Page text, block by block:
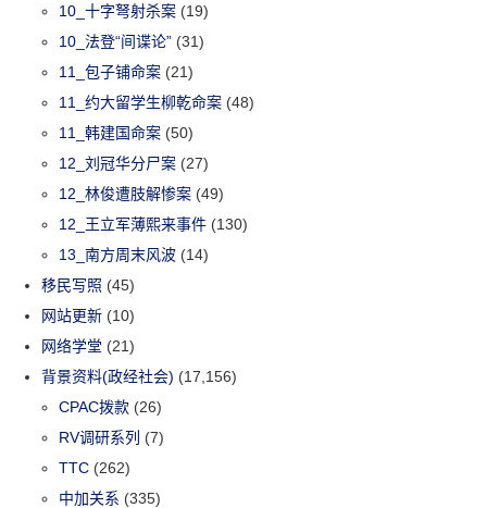
10_十字弩射杀案 (19)
10_法登“间谍论” (31)
11_包子铺命案 (21)
11_约大留学生柳乾命案 (48)
11_韩建国命案 (50)
12_刘冠华分尸案 (27)
12_林俊遭肢解惨案 (49)
12_王立军薄熙来事件 (130)
13_南方周末风波 (14)
移民写照 (45)
网站更新 (10)
网络学堂 (21)
背景资料(政经社会) (17,156)
CPAC拨款 (26)
RV调研系列 (7)
TTC (262)
中加关系 (335)